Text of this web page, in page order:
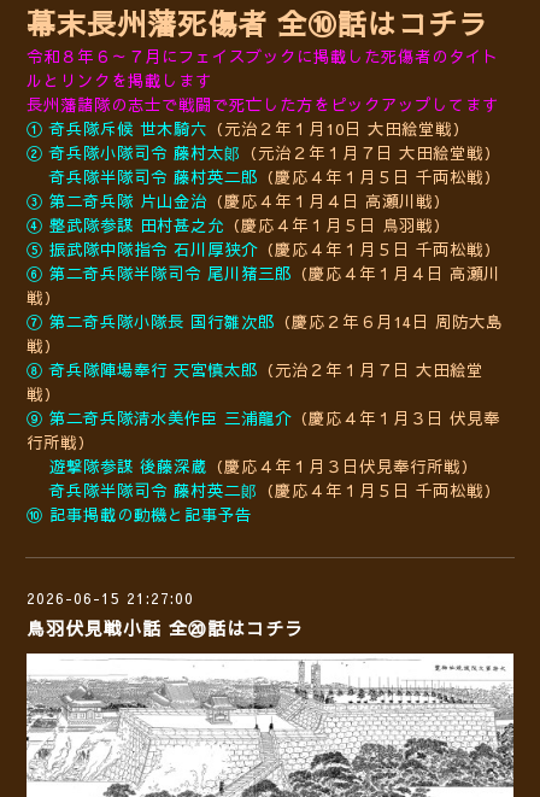
幕末長州藩死傷者 全⑩話はコチラ
令和８年６～７月にフェイスブックに掲載した死傷者の タイト
ルとリンクを掲載します
長州藩諸隊の志士で戦闘で死亡した方をピックアップしてます
① 奇兵隊斥候 世木騎六 （元治２年１月10日 大田絵堂戦）
② 奇兵隊小隊司令 藤村太郞 （元治２年１月７日 大田絵堂戦）
奇兵隊半隊司令 藤村英二郎 （慶応４年１月５日 千両松戦）
③ 第二奇兵隊 片山金治 （慶応４年１月４日 高瀬川戦）
④ 整武隊参謀 田村甚之允 （慶応４年１月５日 鳥羽戦）
⑤ 振武隊中隊指令 石川厚狭介 （慶応４年１月５日 千両松戦）
⑥ 第二奇兵隊半隊司令 尾川猪三郎 （慶応４年１月４日 高瀬川
戦）
⑦ 第二奇兵隊小隊長 国行雛次郎 （慶応２年６月14日 周防大島
戦）
⑧ 奇兵隊陣場奉行 天宮慎太郎 （元治２年１月７日 大田絵堂
戦）
⑨ 第二奇兵隊清水美作臣 三浦龍介 （慶応４年１月３日 伏見奉
行所戦）
遊撃隊参謀 後藤深蔵 （慶応４年１月３日伏見奉行所戦）
奇兵隊半隊司令 藤村英二郞 （慶応４年１月５日 千両松戦）
⑩ 記事掲載の動機と記事予告
2026-06-15 21:27:00
鳥羽伏見戦小話 全⑳話はコチラ